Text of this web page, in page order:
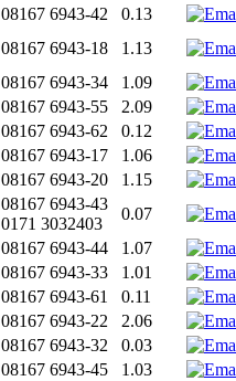
08167 6943-42 0.13
08167 6943-18 1.13
08167 6943-34 1.09
08167 6943-55 2.09
08167 6943-62 0.12
08167 6943-17 1.06
08167 6943-20 1.15
08167 6943-43
0171 3032403
0.07
08167 6943-44 1.07
08167 6943-33 1.01
08167 6943-61 0.11
08167 6943-22 2.06
08167 6943-32 0.03
08167 6943-45 1.03